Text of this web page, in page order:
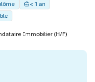
< 1 an
Immobilier (H/F)